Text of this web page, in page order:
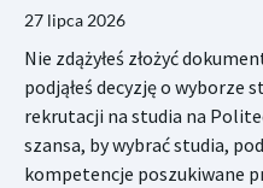
27 lipca 2026
Nie zdążyłeś złożyć
podjąłeś decyzję o wyborze
rekrutacji na studia na
szansa, by wybrać studia,
kompetencje poszukiwane